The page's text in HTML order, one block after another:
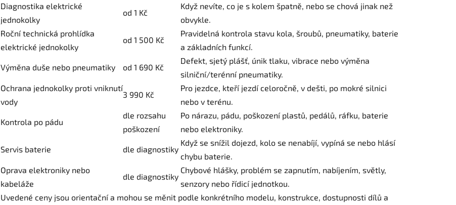
Diagnostika elektrické
jednokolky
od 1 Kč
Když nevíte, co je s kolem špatně, nebo se chová jinak než
obvykle.
Roční technická prohlídka
elektrické jednokolky
od 1 500 Kč
Pravidelná kontrola stavu kola, šroubů, pneumatiky, baterie
a základních funkcí.
Výměna duše nebo pneumatiky od 1 690 Kč
Defekt, sjetý plášť, únik tlaku, vibrace nebo výměna
silniční/terénní pneumatiky.
Ochrana jednokolky proti vniknutí
vody
3 990 Kč
Pro jezdce, kteří jezdí celoročně, v dešti, po mokré silnici
nebo v terénu.
Kontrola po pádu
dle rozsahu
poškození
Po nárazu, pádu, poškození plastů, pedálů, ráfku, baterie
nebo elektroniky.
Servis baterie dle diagnostiky
Když se snížil dojezd, kolo se nenabíjí, vypíná se nebo hlásí
chybu baterie.
Oprava elektroniky nebo
kabeláže
dle diagnostiky
Chybové hlášky, problém se zapnutím, nabíjením, světly,
senzory nebo řídicí jednotkou.
Uvedené ceny jsou orientační a mohou se měnit podle konkrétního modelu, konstrukce, dostupnosti dílů a